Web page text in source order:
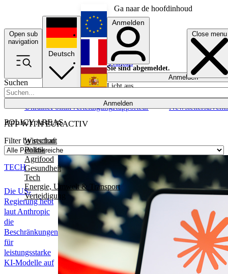
Ga naar de hoofdinhoud
Open sub
navigation
Close menu
Suchen
Anmelden
POLICY AREAS
Wirtschaft
Politik
Agrifood
Gesundheit
Tech
Energie, Umwelt & Transport
Verteidigung
UkrainePolitikVerteidigungRapporteur NewslettersEvents
Deutsch
English
Français
Anmelden
Sie sind abgemeldet.
Anmelden
Licht aus
AFP WITH EURACTIV
Filter by section
Die US-
Regierung hebt
laut Anthropic
die
Beschränkungen
für
leistungsstarke
KI-Modelle auf
TECH